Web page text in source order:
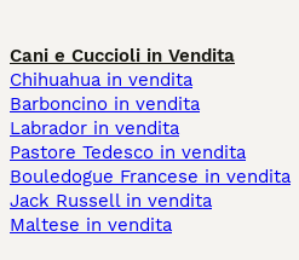
Cani e Cuccioli in Vendita
Chihuahua in vendita
Barboncino in vendita
Labrador in vendita
Pastore Tedesco in vendita
Bouledogue Francese in vendita
Jack Russell in vendita
Maltese in vendita